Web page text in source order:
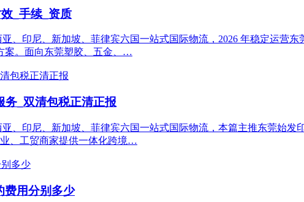
_手续_资质
、印尼、新加坡、菲律宾六国一站式国际物流，2026 年稳定运营
案。面向东莞塑胶、五金、…
务_双清包税正清正报
、印尼、新加坡、菲律宾六国一站式国际物流，本篇主推东莞始
、工贸商家提供一体化跨境…
费用分别多少